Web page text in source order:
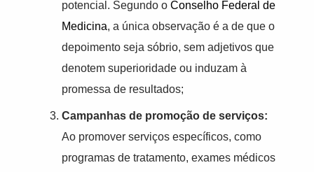
potencial. Segundo o Conselho Federal de
Medicina, a única observação é a de que o
depoimento seja sóbrio, sem adjetivos que
denotem superioridade ou induzam à
promessa de resultados;
Campanhas de promoção de serviços:
Ao promover serviços específicos, como
programas de tratamento, exames médicos